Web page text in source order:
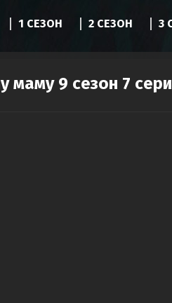
1 СЕЗОН 2 СЕЗОН 3
маму 9 сезон 7